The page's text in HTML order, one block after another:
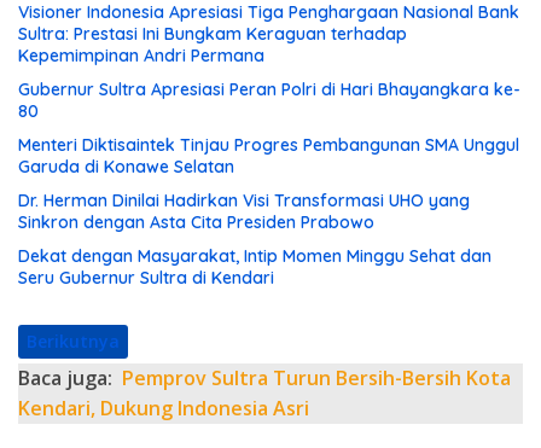
Visioner Indonesia Apresiasi Tiga Penghargaan Nasional Bank
Sultra: Prestasi Ini Bungkam Keraguan terhadap
Kepemimpinan Andri Permana
Gubernur Sultra Apresiasi Peran Polri di Hari Bhayangkara ke-
80
Menteri Diktisaintek Tinjau Progres Pembangunan SMA Unggul
Garuda di Konawe Selatan
Dr. Herman Dinilai Hadirkan Visi Transformasi UHO yang
Sinkron dengan Asta Cita Presiden Prabowo
Dekat dengan Masyarakat, Intip Momen Minggu Sehat dan
Seru Gubernur Sultra di Kendari
Berikutnya
Baca juga: Pemprov Sultra Turun Bersih-Bersih Kota
Kendari, Dukung Indonesia Asri